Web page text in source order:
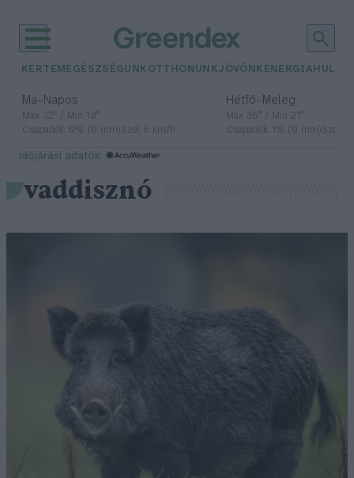
KERTEM EGÉSZSÉGÜNK OTTHONUNKJÖVŐNK ENERGIA
Ma– Napos
Max 32° / Min 18°
Csapadék: 0% (0 mm)Szél: 6 km/h
Hétfő– Meleg
Max 36° / Min 21°
Csapadék: 1% (0 mm)Szél: 7
időjárási adatok:
vaddisznó